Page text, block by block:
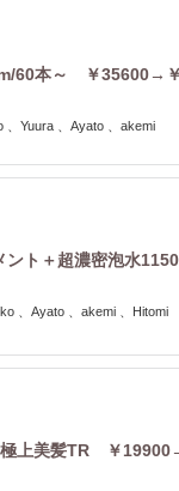
60本～ ￥35600→
、Yuura 、Ayato 、akemi
ント＋超濃密泡水
、Ayato 、akemi 、Hitomi
極上美髪TR ￥